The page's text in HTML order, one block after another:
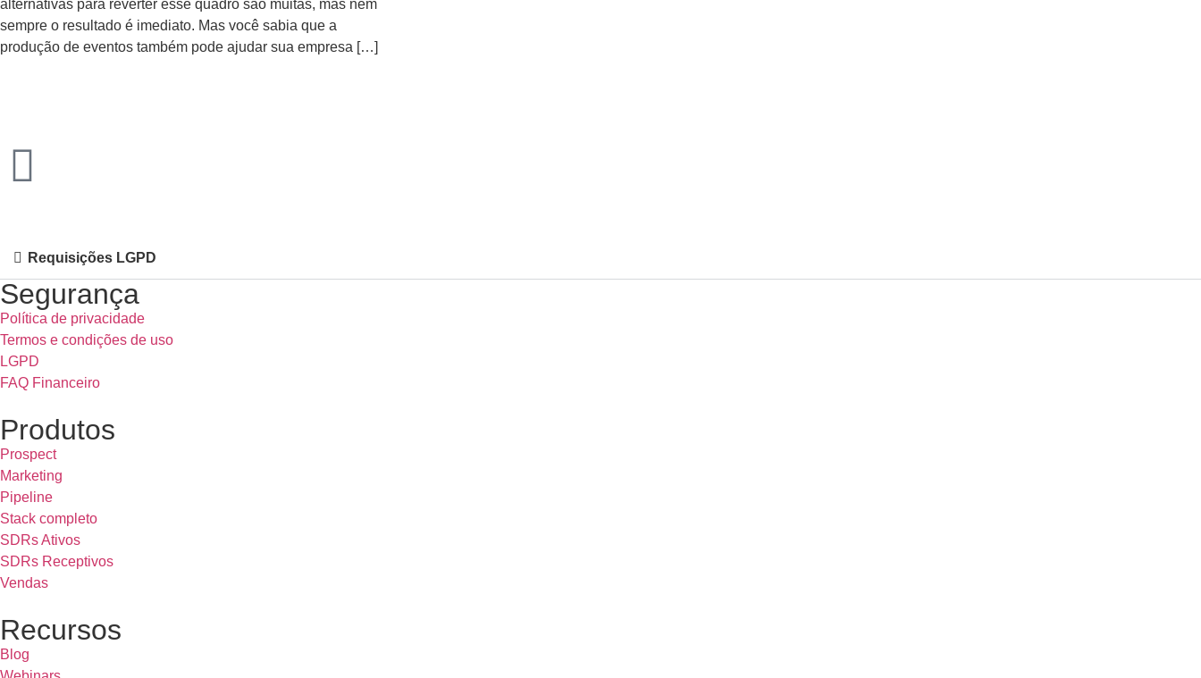
alternativas para reverter esse quadro são muitas, mas nem
sempre o resultado é imediato. Mas você sabia que a
produção de eventos também pode ajudar sua empresa […]
Requisições LGPD
Segurança
Política de privacidade
Termos e condições de uso
LGPD
FAQ Financeiro
Produtos
Prospect
Marketing
Pipeline
Stack completo
SDRs Ativos
SDRs Receptivos
Vendas
Recursos
Blog